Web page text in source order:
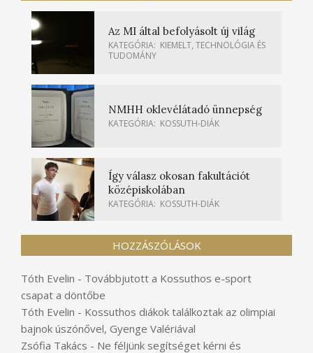
Az MI által befolyásolt új világ
KATEGÓRIA: KIEMELT, TECHNOLÓGIA ÉS
TUDOMÁNY
NMHH oklevélátadó ünnepség
KATEGÓRIA: KOSSUTH-DIÁK
Így válasz okosan fakultációt
középiskolában
KATEGÓRIA: KOSSUTH-DIÁK
HOZZÁSZÓLÁSOK
Tóth Evelin - Továbbjutott a Kossuthos e-sport
csapat a döntőbe
Tóth Evelin - Kossuthos diákok találkoztak az olimpiai
bajnok úszónővel, Gyenge Valériával
Zsófia Takács - Ne féljünk segítséget kérni és